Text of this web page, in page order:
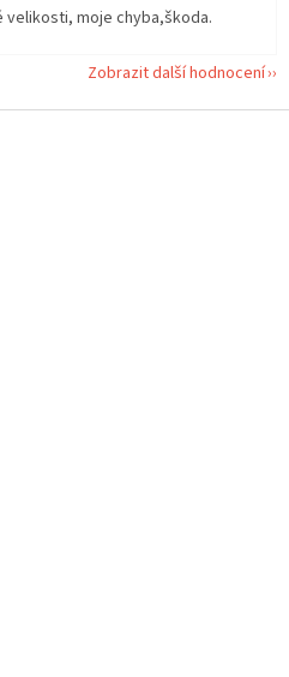
velikosti, moje chyba,škoda.
Zobrazit další hodnocení